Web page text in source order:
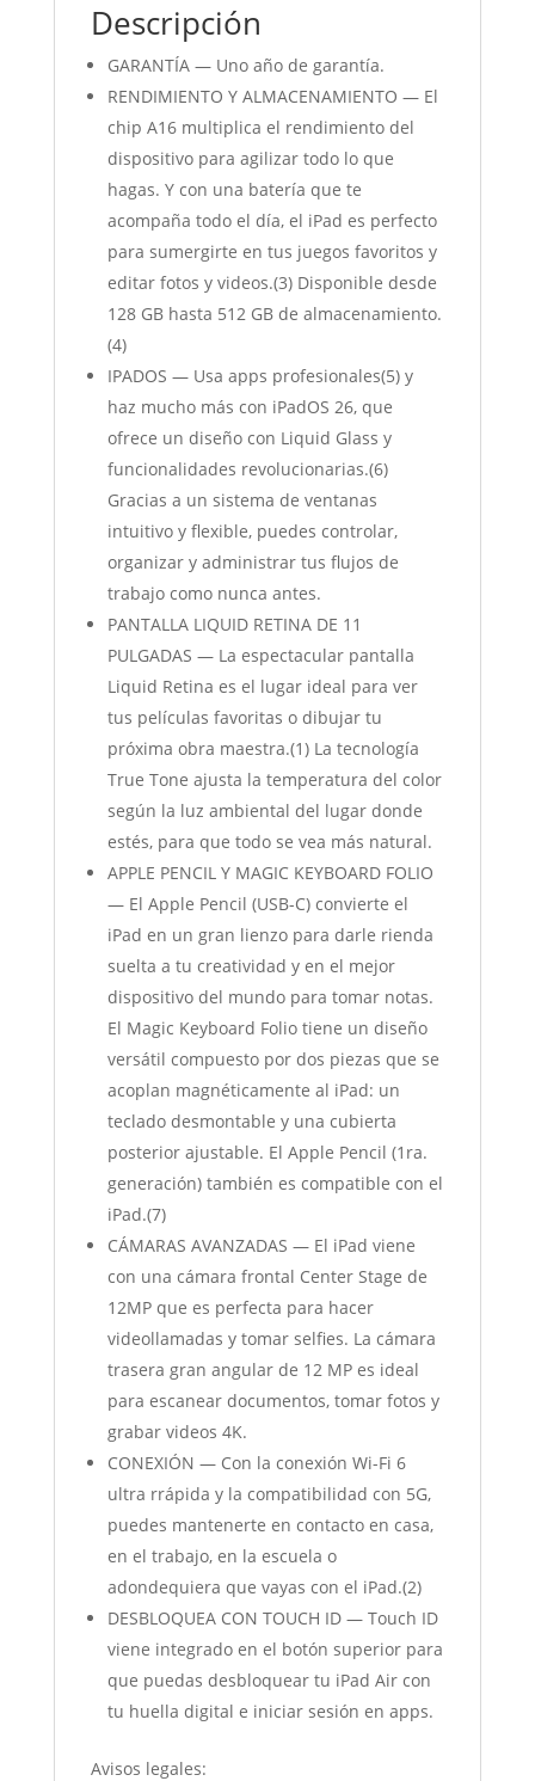
Descripción
GARANTÍA — Uno año de garantía.
RENDIMIENTO Y ALMACENAMIENTO — El
chip A16 multiplica el rendimiento del
dispositivo para agilizar todo lo que
hagas. Y con una batería que te
acompaña todo el día, el iPad es perfecto
para sumergirte en tus juegos favoritos y
editar fotos y videos.(3) Disponible desde
128 GB hasta 512 GB de almacenamiento.
(4)
IPADOS — Usa apps profesionales(5) y
haz mucho más con iPadOS 26, que
ofrece un diseño con Liquid Glass y
funcionalidades revolucionarias.(6)
Gracias a un sistema de ventanas
intuitivo y flexible, puedes controlar,
organizar y administrar tus flujos de
trabajo como nunca antes.
PANTALLA LIQUID RETINA DE 11
PULGADAS — La espectacular pantalla
Liquid Retina es el lugar ideal para ver
tus películas favoritas o dibujar tu
próxima obra maestra.(1) La tecnología
True Tone ajusta la temperatura del color
según la luz ambiental del lugar donde
estés, para que todo se vea más natural.
APPLE PENCIL Y MAGIC KEYBOARD FOLIO
— El Apple Pencil (USB-C) convierte el
iPad en un gran lienzo para darle rienda
suelta a tu creatividad y en el mejor
dispositivo del mundo para tomar notas.
El Magic Keyboard Folio tiene un diseño
versátil compuesto por dos piezas que se
acoplan magnéticamente al iPad: un
teclado desmontable y una cubierta
posterior ajustable. El Apple Pencil (1ra.
generación) también es compatible con el
iPad.(7)
CÁMARAS AVANZADAS — El iPad viene
con una cámara frontal Center Stage de
12MP que es perfecta para hacer
videollamadas y tomar selfies. La cámara
trasera gran angular de 12 MP es ideal
para escanear documentos, tomar fotos y
grabar videos 4K.
CONEXIÓN — Con la conexión Wi-Fi 6
ultra rrápida y la compatibilidad con 5G,
puedes mantenerte en contacto en casa,
en el trabajo, en la escuela o
adondequiera que vayas con el iPad.(2)
DESBLOQUEA CON TOUCH ID — Touch ID
viene integrado en el botón superior para
que puedas desbloquear tu iPad Air con
tu huella digital e iniciar sesión en apps.
Avisos legales: